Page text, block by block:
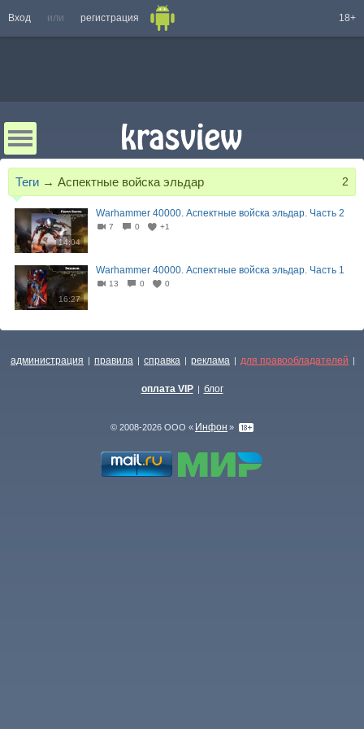
Вход или регистрация 18+
Теги → Аспектные войска эльдар 2
14:04
Warhammer 40000. Аспектные войска эльдар. Часть 2
7 0 +1
16:27
Warhammer 40000. Аспектные войска эльдар. Часть 1
13 0 0
администрация | правила | справка | реклама | для правообладателей |
оплата VIP | блог
© 2008-2026 ООО « Инфон »